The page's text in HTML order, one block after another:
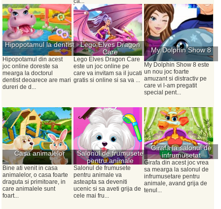
Hipopotamul la dentist
Hipopotamul din acest
joc online doreste sa
mearga la doctorul
dentist deoarece are mari
dureri de d...
Lego Elves Dragon
Care
Lego Elves Dragon Care
este un joc online pe
care va invitam sa il jucati
gratis si online si sa va ...
My Dolphin Show 8
My Dolphin Show 8 este
un nou joc foarte
amuzant si distractiv pe
care vi l-am pregatit
special pent...
Casa animalelor
Bine ati venit in casa
animalelor, o casa foarte
draguta si primitoare, in
care animalele sunt
foart...
Salonul de frumusete
pentru animale
Salonul de frumusete
pentru animale va
asteapta sa deveniti
ucenic si sa aveti grija de
cele mai fru...
Girafa la salonul de
infrumusetat
Girafa din acest joc vrea
sa mearga la salonul de
infrumusetare pentru
animale, avand grija de
tenul...